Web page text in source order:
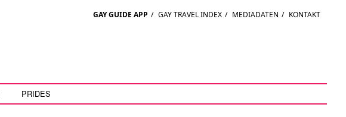
GAY GUIDE APP / GAY TRAVEL INDEX / MEDIADATEN / KONTAKT
PRIDES